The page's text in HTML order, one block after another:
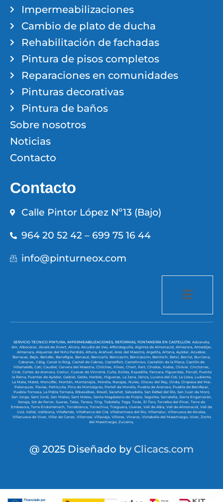
Impermeabilizaciones
Cambio de plato de ducha
Rehabilitación de fachadas
Pintura de pisos completos
Reparaciones en comunidades
Pinturas decorativas
Pintura de baños
Sobre nosotros
Noticias
Contacto
Contacto
Calle Pintor López Nº13 (Bajo)
964 20 52 42 – 699 75 16 44
info@pinturneox.com
SERVICIO TÉCNICO PINTURA, IMPERMEABILIZACIONES, REFORMAS, FONTANERÍA EN CASTELLÓN: Adzaneta,
Aín, Albocácer, Alcalà de Xivert, Alcora, Alcudia de Veo, Alfondeguilla, Algimia de Almonacid, Almazora, Almedíjar,
Almenara, Alquerías del Niño Perdido, Altura, Arañuel, Ares del Maestre, Argelita, Artana, Ayódar, Azuébar,
Barracas, Bejís, Benafer, Benafigos, Benasal, Benicarló, Benicasim, Benicàssim, Benlloch, Betxí, Borriol, Burriana,
Cabanes, Cálig, Canet lo Roig, Castell de Cabres, Castellfort, Castellnovo, Castellón de la Plana, Castillo de
Villamalefa, Catí, Caudiel, Cervera del Maestre, Chilches, Xilxes, Chert, Xert, Chodos, Xodos, Chóvar, Cinctorres,
Cirat, Cortes de Arenoso, Costur, Cuevas de Vinromá, Culla, Eslida, Espadilla, Fanzara, Figueroles, Forcall, Fuente
la Reina, Fuentes de Ayódar, Gaibiel, Geldo, Herbés, Higueras, La Jana, Jérica, Lucena del Cid, La Llosa, Ludiente,
La Mata, Matet, Moncófar, Montán, Montanejos, Morella, Navajas, Nules, Olocau del Rey, Onda, Oropesa del Mar,
Palanques, Pavías, Peñíscola, Pina de Montalgrao, Portell de Morella, Puebla de Arenoso, Puebla de Benifasar,
Puebla-Tornesa, La Pobla Tornesa, Ribesalbes, Rosell, Sacañet, Salsadella, San Rafael del Río, San Juan de Moró,
San Jorge, Sant Jordi, San Mateo, Sant Mateu, Santa Magdalena de Pulpis, Segorbe, Sarratella, Sierra Engarcerán,
Soneja, Sot de Ferrer, Sueras, Tales, Teresa, Tírig, Todolella, Toga, Torás, El Toro, Torralba del Pinar, Torre de
Embesora, Torre Endoménech, Torreblanca, Torrechiva, Traiguera, Useras, Vall de Alba, Vall de Almonacid, Vall de
Uxó, Vallat, Vallibona, Villafamés, Villafranca del Cid, Villahermosa del Río, Villamalur, Villanueva de Alcolea,
Villanueva de Viver, Villar de Canes, Villarreal, Villavieja, Villores, Vinaroz, Vistabella del Maestrazgo, Viver, Zorita
del Maestrazgo, Zucaina,
@ 2025 Diseñado by Clicacs.com